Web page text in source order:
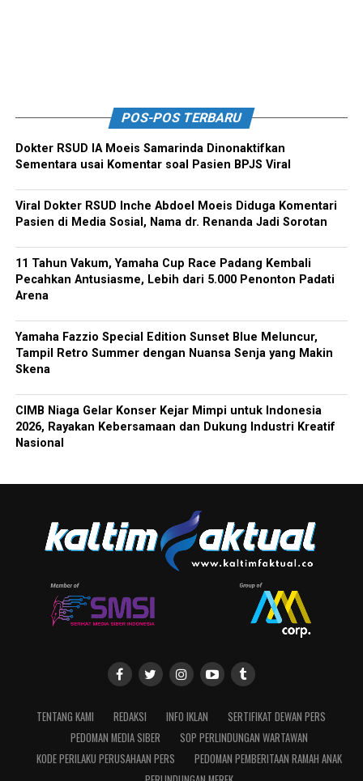
POS-POS TERBARU
Dokter RSUD IA Moeis Samarinda Dinonaktifkan
Sementara usai Komentar soal Pasien BPJS Viral
Viral Dokter RSUD Inche Abdoel Moeis Diduga Komentari
Pasien di Media Sosial, Nama dr. Renanda Jadi Sorotan
11 Tahun Vakum, Yamaha Cup Race Padang Kembali
Pecahkan Antusiasme, Lebih dari 5.000 Penonton Padati
Arena
Yamaha Fazzio Special Edition Sunset Blue Meluncur,
Tampil Retro Summer dengan Nuansa Senja yang Makin
Skena
CIMB Niaga Gelar Konser Kejar Mimpi untuk Indonesia
2026, Rayakan Kebersamaan dan Dukung Industri Kreatif
Nasional
TENTANG KAMI REDAKSI INFO IKLAN
SERTIFIKAT DEWAN PERS
PEDOMAN MEDIA SIBER
SOP PERLINDUNGAN WARTAWAN
KODE PERILAKU PERUSAHAAN PERS
PEDOMAN PEMBERITAAN RAMAH ANAK